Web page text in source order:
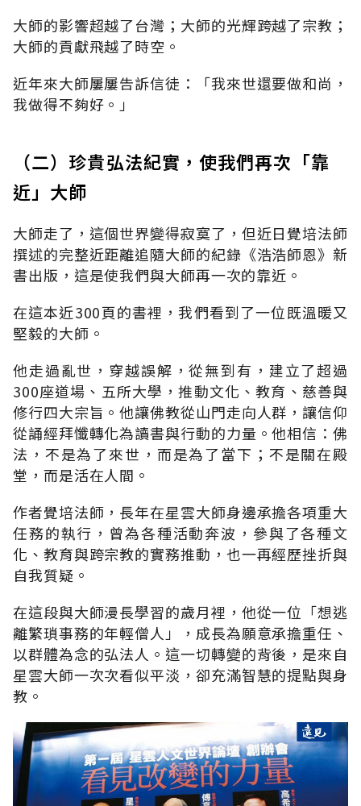
大師的影響超越了台灣；大師的光輝跨越了宗教；
大師的貢獻飛越了時空。
近年來大師屢屢告訴信徒：「我來世還要做和尚，
我做得不夠好。」
（二）珍貴弘法紀實，使我們再次「靠
近」大師
大師走了，這個世界變得寂寞了，但近日覺培法師
撰述的完整近距離追隨大師的紀錄《浩浩師恩》新
書出版，這是使我們與大師再一次的靠近。
在這本近300頁的書裡，我們看到了一位既溫暖又
堅毅的大師。
他走過亂世，穿越誤解，從無到有，建立了超過
300座道場、五所大學，推動文化、教育、慈善與
修行四大宗旨。他讓佛教從山門走向人群，讓信仰
從誦經拜懺轉化為讀書與行動的力量。他相信：佛
法，不是為了來世，而是為了當下；不是關在殿
堂，而是活在人間。
作者覺培法師，長年在星雲大師身邊承擔各項重大
任務的執行，曾為各種活動奔波，參與了各種文
化、教育與跨宗教的實務推動，也一再經歷挫折與
自我質疑。
在這段與大師漫長學習的歲月裡，他從一位「想逃
離繁瑣事務的年輕僧人」，成長為願意承擔重任、
以群體為念的弘法人。這一切轉變的背後，是來自
星雲大師一次次看似平淡，卻充滿智慧的提點與身
教。